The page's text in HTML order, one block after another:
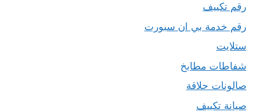
رقم تكييف
رقم خدمة بي ان سبورت
ستلايت
شفاطات مطابخ
صالونات حلاقة
صيانة تكييف